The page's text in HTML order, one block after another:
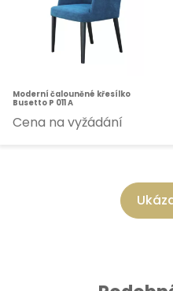
Moderní čalouněné křesílko
Busetto P 011 A
Cena na vyžádání